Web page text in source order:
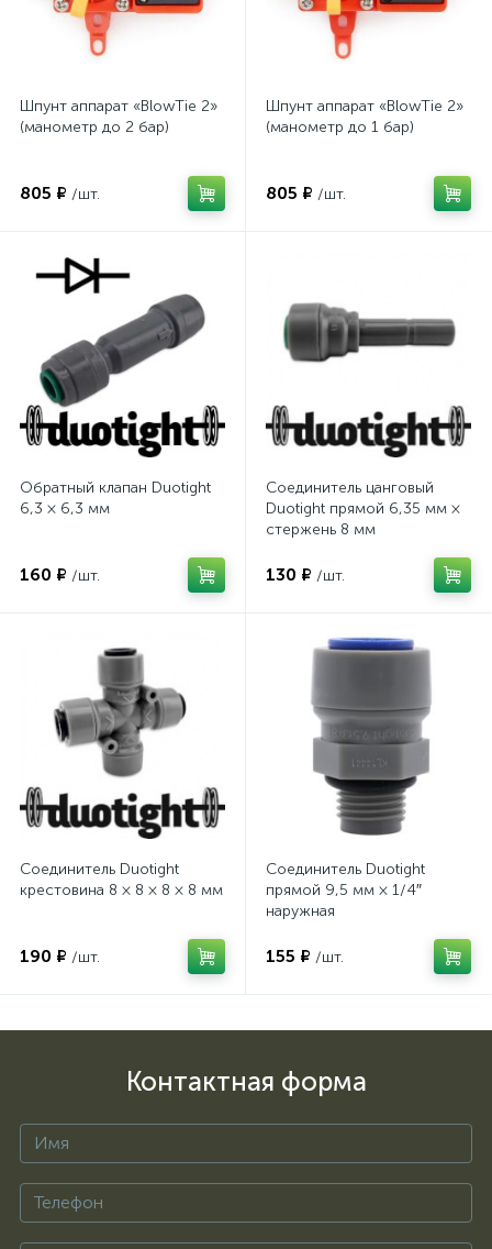
Шпунт аппарат «BlowTie 2»
(манометр до 2 бар)
805 ₽ /шт.
Шпунт аппарат «BlowTie 2»
(манометр до 1 бар)
805 ₽ /шт.
Обратный клапан Duotight
6,3 × 6,3 мм
160 ₽ /шт.
Соединитель цанговый
Duotight прямой 6,35 мм ×
стержень 8 мм
130 ₽ /шт.
Соединитель Duotight
крестовина 8 × 8 × 8 × 8 мм
190 ₽ /шт.
Соединитель Duotight
прямой 9,5 мм × 1/4″
наружная
155 ₽ /шт.
Контактная форма